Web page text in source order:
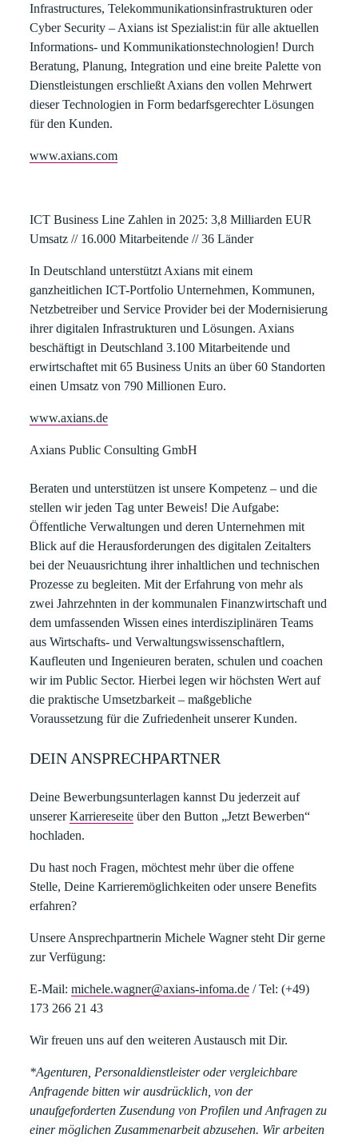
Infrastructures, Telekommunikationsinfrastrukturen oder
Cyber Security – Axians ist Spezialist:in für alle aktuellen
Informations- und Kommunikationstechnologien! Durch
Beratung, Planung, Integration und eine breite Palette von
Dienstleistungen erschließt Axians den vollen Mehrwert
dieser Technologien in Form bedarfsgerechter Lösungen
für den Kunden.
www.axians.com
ICT Business Line Zahlen in 2025: 3,8 Milliarden EUR
Umsatz // 16.000 Mitarbeitende // 36 Länder
In Deutschland unterstützt Axians mit einem
ganzheitlichen ICT-Portfolio Unternehmen, Kommunen,
Netzbetreiber und Service Provider bei der Modernisierung
ihrer digitalen Infrastrukturen und Lösungen. Axians
beschäftigt in Deutschland 3.100 Mitarbeitende und
erwirtschaftet mit 65 Business Units an über 60 Standorten
einen Umsatz von 790 Millionen Euro.
www.axians.de
Axians Public Consulting GmbH
Beraten und unterstützen ist unsere Kompetenz – und die
stellen wir jeden Tag unter Beweis! Die Aufgabe:
Öffentliche Verwaltungen und deren Unternehmen mit
Blick auf die Herausforderungen des digitalen Zeitalters
bei der Neuausrichtung ihrer inhaltlichen und technischen
Prozesse zu begleiten. Mit der Erfahrung von mehr als
zwei Jahrzehnten in der kommunalen Finanzwirtschaft und
dem umfassenden Wissen eines interdisziplinären Teams
aus Wirtschafts- und Verwaltungswissenschaftlern,
Kaufleuten und Ingenieuren beraten, schulen und coachen
wir im Public Sector. Hierbei legen wir höchsten Wert auf
die praktische Umsetzbarkeit – maßgebliche
Voraussetzung für die Zufriedenheit unserer Kunden.
DEIN ANSPRECHPARTNER
Deine Bewerbungsunterlagen kannst Du jederzeit auf
unsererKarriereseite über den Button „Jetzt Bewerben“
hochladen.​
​Du hast noch Fragen, möchtest mehr über die offene
Stelle, Deine Karrieremöglichkeiten oder unsere Benefits
erfahren?​
Unsere AnsprechpartnerinMichele Wagnersteht Dir gerne
zur Verfügung:​
E-Mail:michele.wagner@axians-infoma.de /Tel:(+49)
173 266 21 43
Wir freuen uns auf den weiteren Austausch mit Dir.
*Agenturen, Personaldienstleister oder vergleichbare
Anfragende bitten wir ausdrücklich, von der
unaufgeforderten Zusendung von Profilen und Anfragen zu
einer möglichen Zusammenarbeit abzusehen. Wir arbeiten